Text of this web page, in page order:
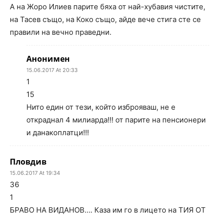
А на Жоро Илиев парите бяха от най-хубавия чистите,
на Тасев също, на Коко също, айде вече стига сте се
правили на вечно праведни.
Анонимен
15.06.2017 At 20:33
1
15
Нито един от тези, който изброяваш, не е
откраднал 4 милиарда!!! от парите на пенсионери
и данакоплатци!!!
Пловдив
15.06.2017 At 19:34
36
1
БРАВО НА ВИДАНОВ…. Каза им го в лицето на ТИЯ ОТ